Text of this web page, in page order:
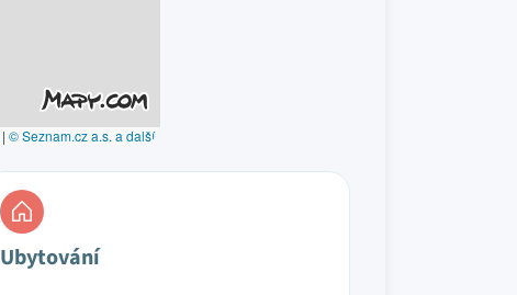
| © Seznam.cz a.s. a další
Ubytování